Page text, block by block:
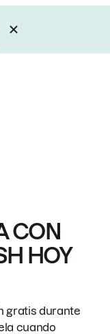
CON
HOY
gratis durante
cuando